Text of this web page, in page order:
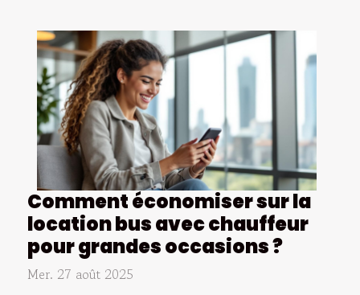
Comment économiser sur la
location bus avec chauffeur
pour grandes occasions ?
Mer. 27 août 2025